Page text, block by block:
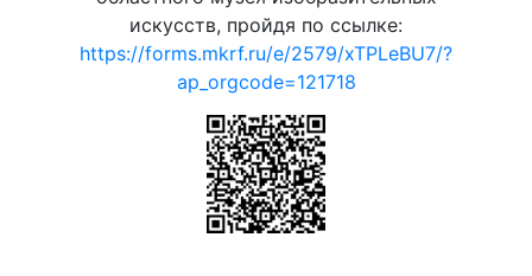
искусств, пройдя по ссылке:
https://forms.mkrf.ru/e/2579/xTPLeBU7/?
ap_orgcode=121718